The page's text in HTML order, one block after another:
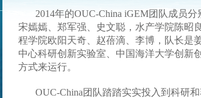
2014年的OUC-China iGEM团队成员
宋嫣嫣、郑军强、史文聪，水产学院陈昭
程学院欧阳天奇、赵蓓滴、李博，队长是
中心科研创新实验室、中国海洋大学创新
方式来运行。
OUC-China团队踏踏实实投入到科研